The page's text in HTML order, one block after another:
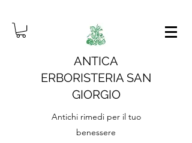
ANTICA
ERBORISTERIA SAN
GIORGIO
Antichi rimedi per il tuo
benessere